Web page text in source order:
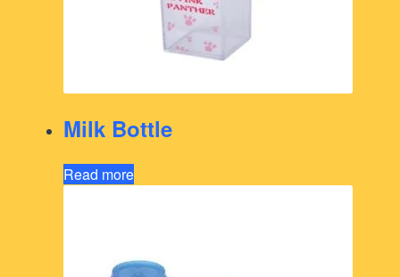
Milk Bottle
Read more